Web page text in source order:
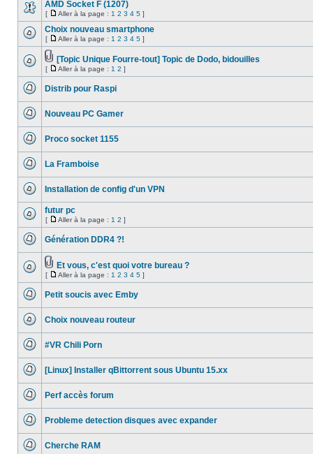
non
à
la
page
Aucun
message
non
AMD Socket F (1207)
[
Aller
à
la
page
Aller à la page : 1 2 3 4 5 ]
Aucun
message
non
Choix nouveau smartphone
[
Aller
page
Aller à la page : 1 2 3 4 5 ]
Aucun
message
non
Fichier(s)
joint(s)
[Topic Unique Fourre-tout] Topic de Dodo, bidouilles
[
Aller
la
Aller à la page : 1 2 ]
non
Distrib pour Raspi
non
Nouveau PC Gamer
Proco socket 1155
non
La Framboise
message
non
Installation de config d'un VPN
Aucun
non
futur pc
[
Aller
la
Aller à la page : 1 2 ]
message
non
Génération DDR4 ?!
Aucun
message
non
Fichier(s)
joint(s)
Et vous, c'est quoi votre bureau ?
[
Aller
la
Aller à la page : 1 2 3 4 5 ]
non
Petit soucis avec Emby
non
Choix nouveau routeur
non
#VR Chili Porn
non
[Linux] Installer qBittorrent sous Ubuntu 15.xx
non
Perf accès forum
non
Probleme detection disques avec expander
Cherche RAM